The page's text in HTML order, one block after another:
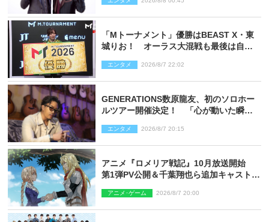
「Mトーナメント」優勝はBEAST X・東
城りお！ オーラス大混戦も最後は自ら
エンタメ 2026/8/7 22:02
GENERATIONS数原龍友、初のソロホー
ルツアー開催決定！ 「心が動いた瞬間
エンタメ 2026/8/7 20:15
アニメ『ロメリア戦記』10月放送開始
第1弾PV公開＆千葉翔也ら追加キャスト4
アニメ･ゲーム 2026/8/7 20:00